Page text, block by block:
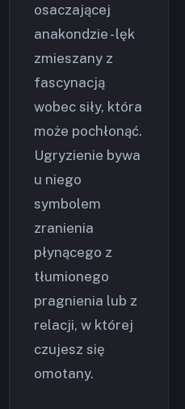
osaczającej
anakondzie - lęk
zmieszany z
fascynacją
wobec siły, która
może pochłonąć.
Ugryzienie bywa
u niego
symbolem
zranienia
płynącego z
tłumionego
pragnienia lub z
relacji, w której
czujesz się
omotany.